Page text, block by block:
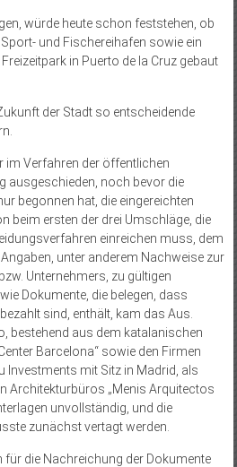
würde heute schon feststehen, ob
und Fischereihafen sowie ein
in Puerto de la Cruz gebaut
der Stadt so entscheidende
im Verfahren der öffentlichen
ausgeschieden, noch bevor die
begonnen hat, die eingereichten
beim ersten der drei Umschläge, die
einreichen muss, dem
unter anderem Nachweise zur
Unternehmers, zu gültigen
Dokumente, die belegen, dass
sind, enthält, kam das Aus.
bestehend aus dem katalanischen
Barcelona“ sowie den Firmen
Investments mit Sitz in Madrid, als
Architekturbüros „Menis Arquitectos
unvollständig, und die
zunächst vertagt werden.
für die Nachreichung der Dokumente